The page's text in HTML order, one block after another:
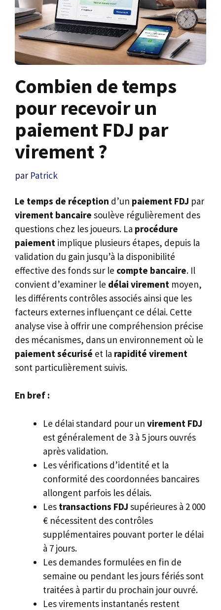
Combien de temps
pour recevoir un
paiement FDJ par
virement ?
par Patrick
Le temps de réception d’un paiement FDJ par
virement bancaire soulève régulièrement des
questions chez les joueurs. La procédure
paiement implique plusieurs étapes, depuis la
validation du gain jusqu’à la disponibilité
effective des fonds sur le compte bancaire. Il
convient d’examiner le délai virement moyen,
les différents contrôles associés ainsi que les
facteurs externes influençant ce délai. Cette
analyse vise à offrir une compréhension précise
des mécanismes, dans un environnement où le
paiement sécurisé et la rapidité virement
sont particulièrement suivis.
En bref :
Le délai standard pour un virement FDJ
est généralement de 3 à 5 jours ouvrés
après validation.
Les vérifications d’identité et la
conformité des coordonnées bancaires
allongent parfois les délais.
Les transactions FDJ supérieures à 2 000
€ nécessitent des contrôles
supplémentaires pouvant porter le délai
à 7 jours.
Les demandes formulées en fin de
semaine ou pendant les jours fériés sont
traitées à partir du prochain jour ouvré.
Les virements instantanés restent